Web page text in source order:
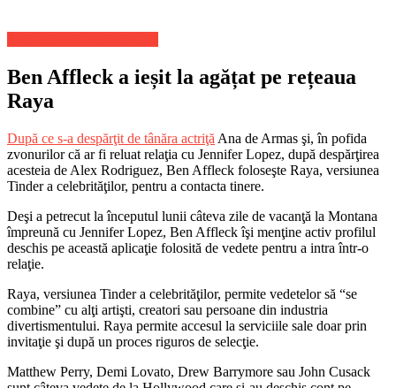
Ben Affleck a ieșit la agățat pe rețeaua
Raya
După ce s-a despărţit de tânăra actriţă Ana de Armas şi, în pofida
zvonurilor că ar fi reluat relaţia cu Jennifer Lopez, după despărţirea
acesteia de Alex Rodriguez, Ben Affleck foloseşte Raya, versiunea
Tinder a celebrităţilor, pentru a contacta tinere.
Deşi a petrecut la începutul lunii câteva zile de vacanţă la Montana
împreună cu Jennifer Lopez, Ben Affleck îşi menţine activ profilul
deschis pe această aplicaţie folosită de vedete pentru a intra într-o
relaţie.
Raya, versiunea Tinder a celebrităţilor, permite vedetelor să “se
combine” cu alţi artişti, creatori sau persoane din industria
divertismentului. Raya permite accesul la serviciile sale doar prin
invitaţie şi după un proces riguros de selecţie.
Matthew Perry, Demi Lovato, Drew Barrymore sau John Cusack